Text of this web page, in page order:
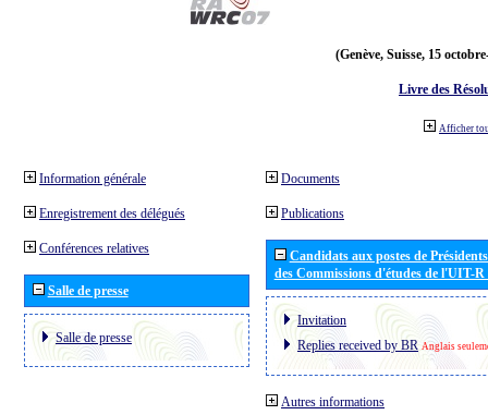
(Genève, Suisse, 15
Livre des
Afficher
Information générale
Enregistrement des délégués
Conférences relatives
Salle de presse
Salle de presse
Documents
Publications
Candidats aux postes de
des Commissions d'études de l'UIT-
Invitation
Replies received by BR Anglais
Autres informations